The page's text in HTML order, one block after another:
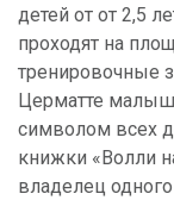
детей от от 2,5
проходят на
тренировочные
Церматте
символом всех
книжки «Волли
владелец